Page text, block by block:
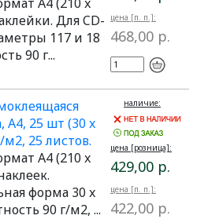
Для CD-
117 и 18
90 г...
цена [п. п.]:
468,00 р.
A4, 25 шт (30 x
25 листов.
A4 (210 x
форма 30 x
90 г/м2, ...
наличие:
цена [розница]:
429,00 р.
цена [п. п.]:
422,00 р.